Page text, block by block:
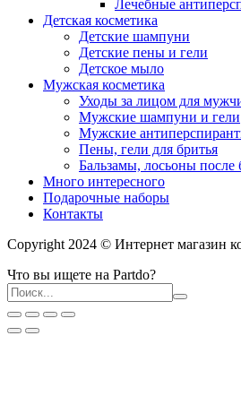
Лечебные
Детская косметика
Детские шампуни
Детские пены и гели
Детское мыло
Мужская косметика
Уходы за лицом для
Мужские шампуни и гели
Мужские
Пены, гели для бритья
Бальзамы, лосьоны после
Много интересного
Подарочные наборы
Контакты
Copyright 2024 © Интернет магазин
Что вы ищете на Partdo?